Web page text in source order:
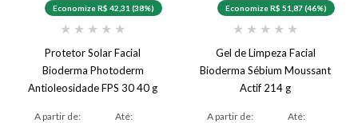
Economize R$ 42,31 (38%)
★ ★ ★ ★ ★
Protetor Solar Facial
Bioderma Photoderm
Antioleosidade FPS 30 40 g
A partir de:
Até:
Economize R$ 51,87 (46%)
★ ★ ★ ★ ★
Gel de Limpeza Facial
Bioderma Sébium Moussant
Actif 214 g
A partir de:
Até: